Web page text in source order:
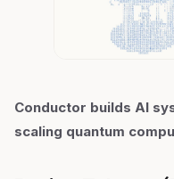
Conductor builds AI
scaling quantum